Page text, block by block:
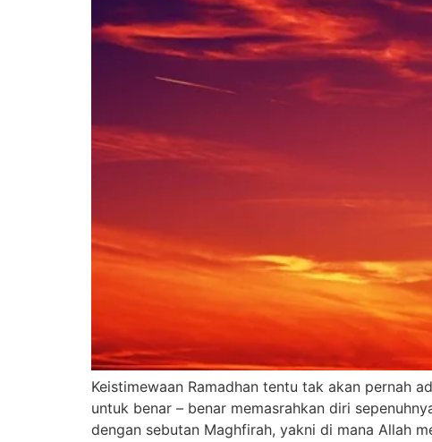
Keistimewaan Ramadhan tentu tak akan pernah
untuk benar – benar memasrahkan diri
dengan sebutan Maghfirah, yakni di mana Allah